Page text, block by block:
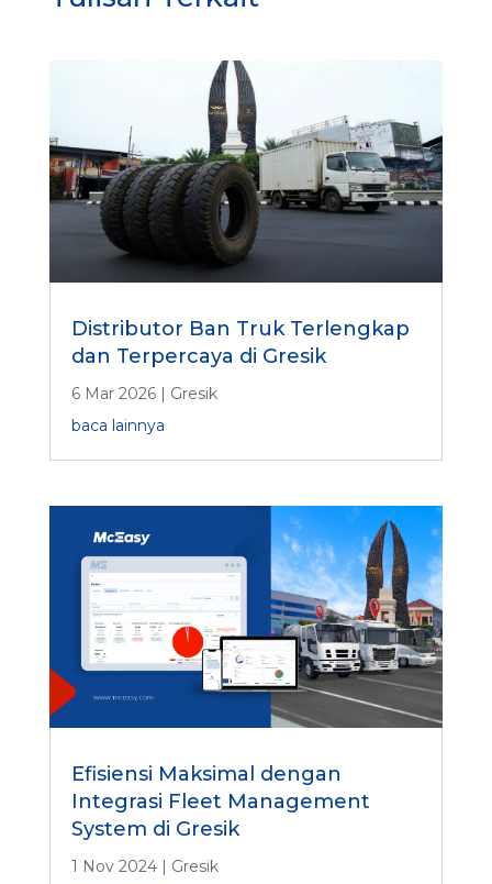
Distributor Ban Truk Terlengkap
dan Terpercaya di Gresik
6 Mar 2026| Gresik
baca lainnya
Efisiensi Maksimal dengan
Integrasi Fleet Management
System di Gresik
1 Nov 2024| Gresik